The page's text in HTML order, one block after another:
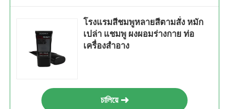
โรงแรมสีชมพูหลายสีตามสั่ง หมัก
เปล่า แชมพู ผงผอมร่างกาย ท่อ
เครื่องสําอาง
চালিয়ে